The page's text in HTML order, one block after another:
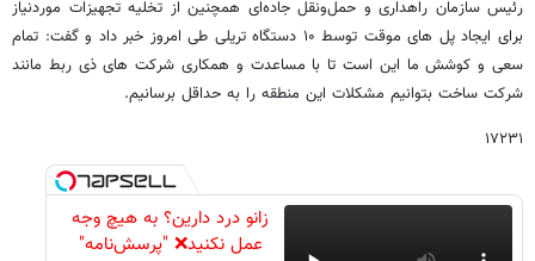
رئیس سازمان راهداری و حمل‌ونقل جاده‌ای همچنین از تخلیه تجهیزات موردنیاز
برای ایجاد پل های موقت توسط ۱۰ دستگاه تریلی طی امروز خبر داد و گفت: تمام
سعی و کوشش ما این است تا با مساعدت و همکاری شرکت های ذی ربط مانند
شرکت ساخت بتوانیم مشکلات این منطقه را به حداقل برسانیم.
۱۷۲۳۱
زانو درد دارین؟ به هیچ وجه
عمل نکنید❌ "پرسش‌نامه"